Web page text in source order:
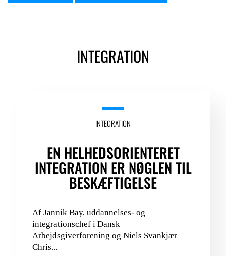
INTEGRATION
INTEGRATION
EN HELHEDSORIENTERET
INTEGRATION ER NØGLEN TIL
BESKÆFTIGELSE
Af Jannik Bay, uddannelses- og
integrationschef i Dansk
Arbejdsgiverforening og Niels Svankjær
Chris...